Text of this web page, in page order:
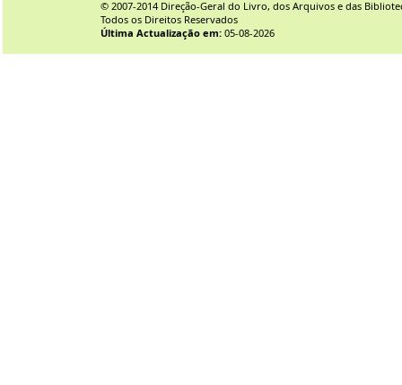
© 2007-2014 Direção-Geral do Livro, dos Arquivos e das
Todos os Direitos Reservados
Última Actualização em: 05-08-2026